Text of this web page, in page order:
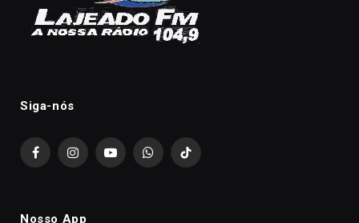
Siga-nós
FacebookInstagramYouTubeWhatsAppTikTok
Nosso App